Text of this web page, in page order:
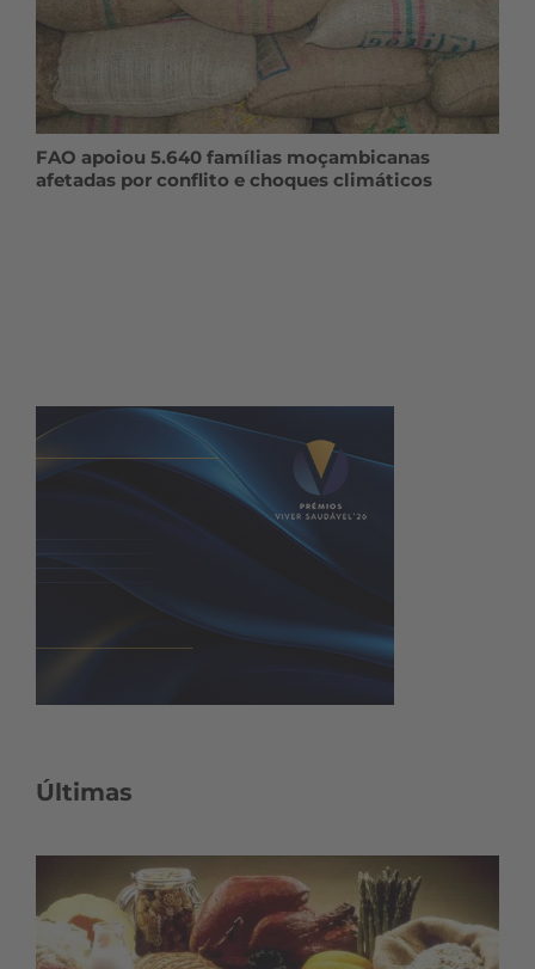
FAO apoiou 5.640 famílias moçambicanas
afetadas por conflito e choques climáticos
Últimas